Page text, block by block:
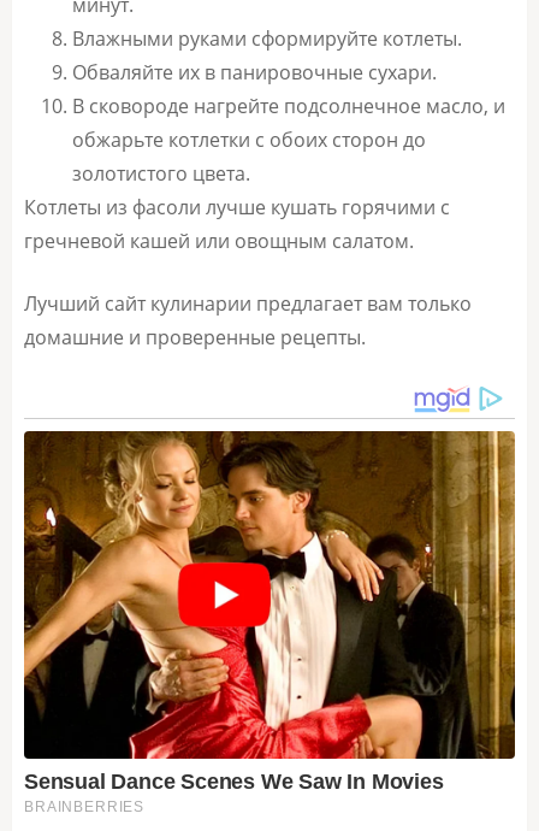
минут.
Влажными руками сформируйте котлеты.
Обваляйте их в панировочные сухари.
В сковороде нагрейте подсолнечное масло, и
обжарьте котлетки с обоих сторон до
золотистого цвета.
Котлеты из фасоли лучше кушать горячими с
гречневой кашей или овощным салатом.
Лучший сайт кулинарии предлагает вам только
домашние и проверенные рецепты.